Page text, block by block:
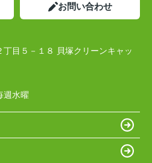
お問い合わせ
目５－１８ 貝塚クリーンキャッ
週水曜